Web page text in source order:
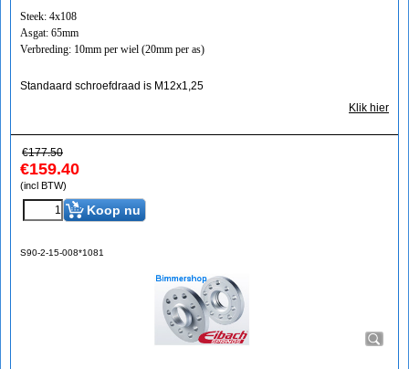
Steek: 4x108
Asgat: 65mm
Verbreding: 10mm per wiel (20mm per as)
Standaard schroefdraad is M12x1,25
Klik hier
€177.50
€159.40
(incl BTW)
Koop nu
S90-2-15-008*1081